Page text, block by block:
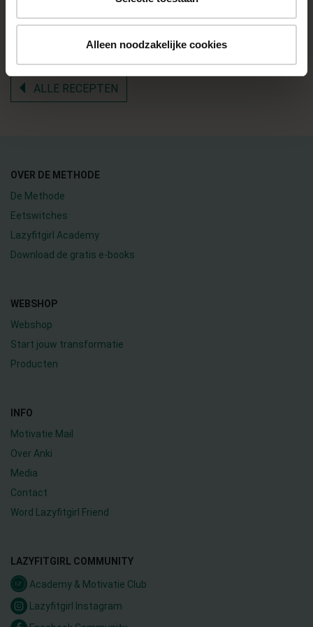
Alleen noodzakelijke cookies
ALLE RECEPTEN
OVER DE METHODE
De Methode
Eetswitches
Lazyfitgirl Academy
Download de gratis e-books
WEBSHOP
Webshop
Start jouw transformatie
Producten
INFO
Motivatie Mail
Over Anki
Media
Contact
Word Lazyfitgirl Friend
LAZYFITGIRL COMMUNITY
Academy & Motivatie Club
Lazyfitgirl Instagram